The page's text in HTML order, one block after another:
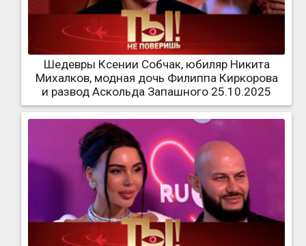
Шедевры Ксении Собчак, юбиляр Никита
Михалков, модная дочь Филиппа Киркорова
и развод Аскольда Запашного 25.10.2025